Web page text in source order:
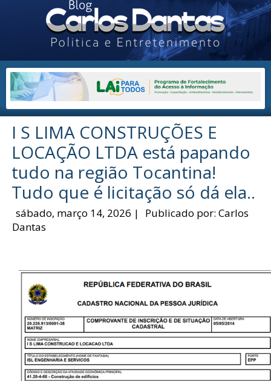
I S LIMA CONSTRUÇÕES E
LOCAÇÃO LTDA está papando
tudo na região Tocantina!
Tudo que é licitação só dá ela..
sábado, março 14, 2026 | Publicado por:Carlos
Dantas